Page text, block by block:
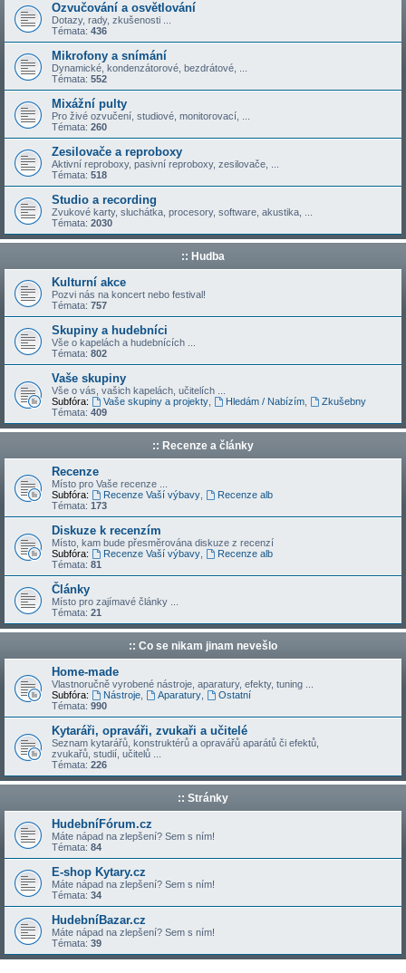
Ozvučování a osvětlování
Dotazy, rady, zkušenosti ...
Témata: 436
Mikrofony a snímání
Dynamické, kondenzátorové, bezdrátové, ...
Témata: 552
Mixážní pulty
Pro živé ozvučení, studiové, monitorovací, ...
Témata: 260
Zesilovače a reproboxy
Aktivní reproboxy, pasivní reproboxy, zesilovače, ...
Témata: 518
Studio a recording
Zvukové karty, sluchátka, procesory, software, akustika, ...
Témata: 2030
:: Hudba
Kulturní akce
Pozvi nás na koncert nebo festival!
Témata: 757
Skupiny a hudebníci
Vše o kapelách a hudebnících ...
Témata: 802
Vaše skupiny
Vše o vás, vašich kapelách, učitelích ...
Subfóra:
Vaše skupiny a projekty, Hledám / Nabízím,
Zkušebny
Témata: 409
:: Recenze a články
Recenze
Místo pro Vaše recenze ...
Subfóra:
Recenze Vaší výbavy,
Recenze alb
Témata: 173
Diskuze k recenzím
Místo, kam bude přesměrována diskuze z recenzí
Subfóra:
Recenze Vaší výbavy,
Recenze alb
Témata: 81
Články
Místo pro zajímavé články ...
Témata: 21
:: Co se nikam jinam nevešlo
Home-made
Vlastnoručně vyrobené nástroje, aparatury, efekty, tuning ...
Subfóra:
Nástroje, Aparatury,
Ostatní
Témata: 990
Kytaráři, opraváři, zvukaři a učitelé
Seznam kytarářů, konstruktérů a opravářů aparátů či efektů,
zvukařů, studií, učitelů ...
Témata: 226
:: Stránky
HudebníFórum.cz
Máte nápad na zlepšení? Sem s ním!
Témata: 84
E-shop Kytary.cz
Máte nápad na zlepšení? Sem s ním!
Témata: 34
HudebníBazar.cz
Máte nápad na zlepšení? Sem s ním!
Témata: 39